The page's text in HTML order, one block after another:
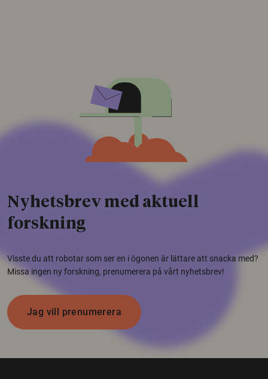
Nyhetsbrev med aktuell
forskning
Visste du att robotar som ser en i ögonen är lättare att snacka med?
Missa ingen ny forskning, prenumerera på vårt nyhetsbrev!
Jag vill prenumerera